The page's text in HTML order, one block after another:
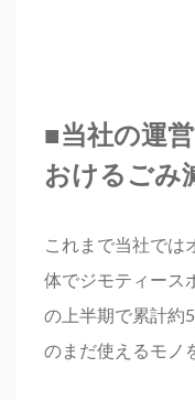
■当社の運
おけるごみ
これまで当社では
体でジモティース
の上半期で累計約
のまだ使えるモノ